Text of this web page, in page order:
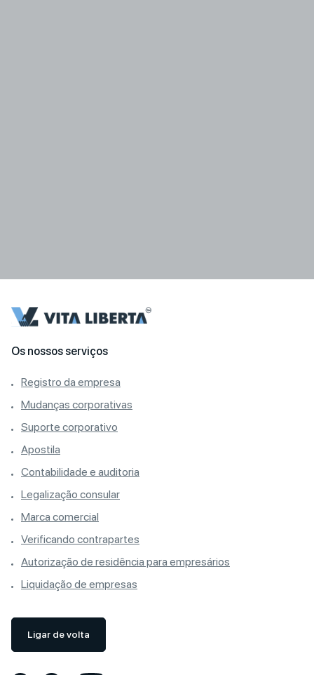
Os nossos serviços
Registro da empresa
Mudanças corporativas
Suporte corporativo
Apostila
Contabilidade e auditoria
Legalização consular
Marca comercial
Verificando contrapartes
Autorização de residência para empresários
Liquidação de empresas
Ligar de volta